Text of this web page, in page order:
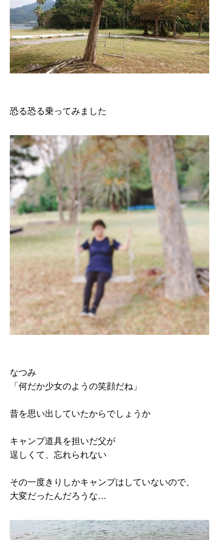
恐る恐る乗ってみました
なつみ
「何だか少女のようの笑顔だね」
昔を思い出していたからでしょうか
キャンプ道具を担いだ父が
逞しくて、忘れられない
その一度きりしかキャンプはしていないので、
大変だったんだろうな…